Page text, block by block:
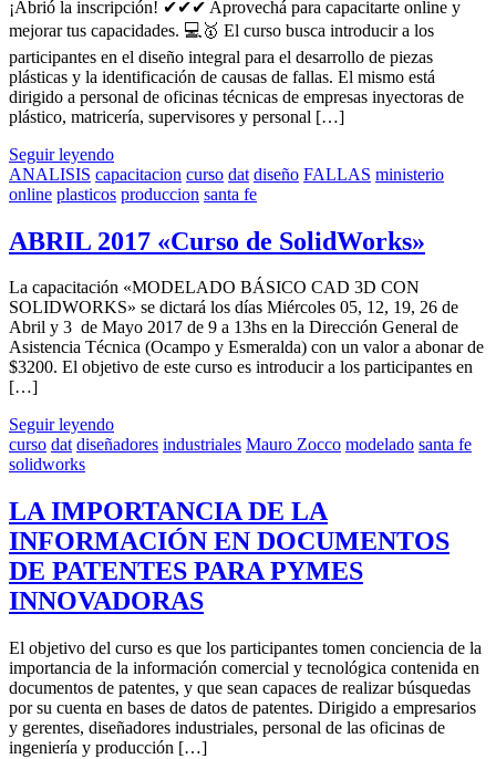
¡Abrió la inscripción! ✔✔✔ Aprovechá para capacitarte online y
mejorar tus capacidades. 💻🥇 El curso busca introducir a los
participantes en el diseño integral para el desarrollo de piezas
plásticas y la identificación de causas de fallas. El mismo está
dirigido a personal de oficinas técnicas de empresas inyectoras de
plástico, matricería, supervisores y personal […]
Seguir leyendo
ANALISIS capacitacion curso dat diseño FALLAS ministerio
online plasticos produccion santa fe
ABRIL 2017 «Curso de SolidWorks»
La capacitación «MODELADO BÁSICO CAD 3D CON
SOLIDWORKS» se dictará los días Miércoles 05, 12, 19, 26 de
Abril y 3 de Mayo 2017 de 9 a 13hs en la Dirección General de
Asistencia Técnica (Ocampo y Esmeralda) con un valor a abonar de
$3200. El objetivo de este curso es introducir a los participantes en
[…]
Seguir leyendo
curso dat diseñadores industriales Mauro Zocco modelado santa fe
solidworks
LA IMPORTANCIA DE LA
INFORMACIÓN EN DOCUMENTOS
DE PATENTES PARA PYMES
INNOVADORAS
El objetivo del curso es que los participantes tomen conciencia de la
importancia de la información comercial y tecnológica contenida en
documentos de patentes, y que sean capaces de realizar búsquedas
por su cuenta en bases de datos de patentes. Dirigido a empresarios
y gerentes, diseñadores industriales, personal de las oficinas de
ingeniería y producción […]